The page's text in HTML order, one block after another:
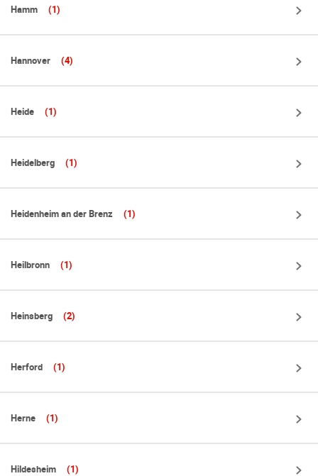
Hamm (1)
Hannover (4)
Heide (1)
Heidelberg (1)
Heidenheim an der Brenz (1)
Heilbronn (1)
Heinsberg (2)
Herford (1)
Herne (1)
Hildesheim (1)